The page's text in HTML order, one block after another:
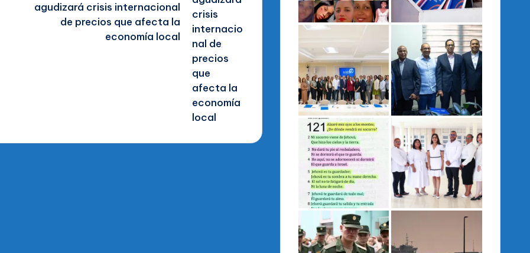
agudizará crisis internacional
de precios que afecta la
economía local